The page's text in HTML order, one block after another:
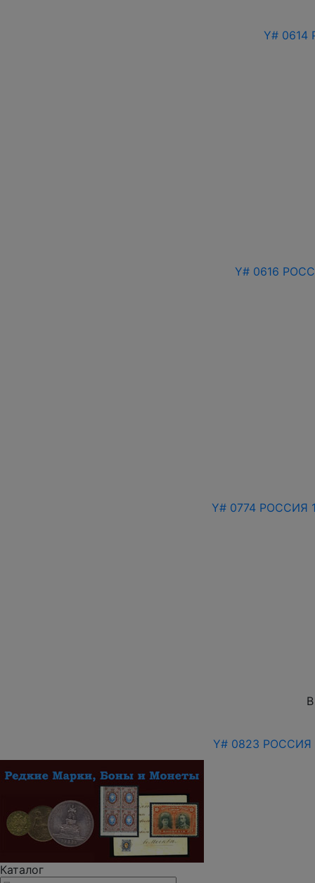
Каталог
Y#
Y# 0616
Y# 0774 РОССИЯ
Y# 0823 РОССИЯ